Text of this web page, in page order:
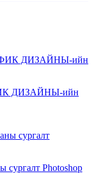
ДИЗАЙНЫ-ийн
сургалт Photoshop